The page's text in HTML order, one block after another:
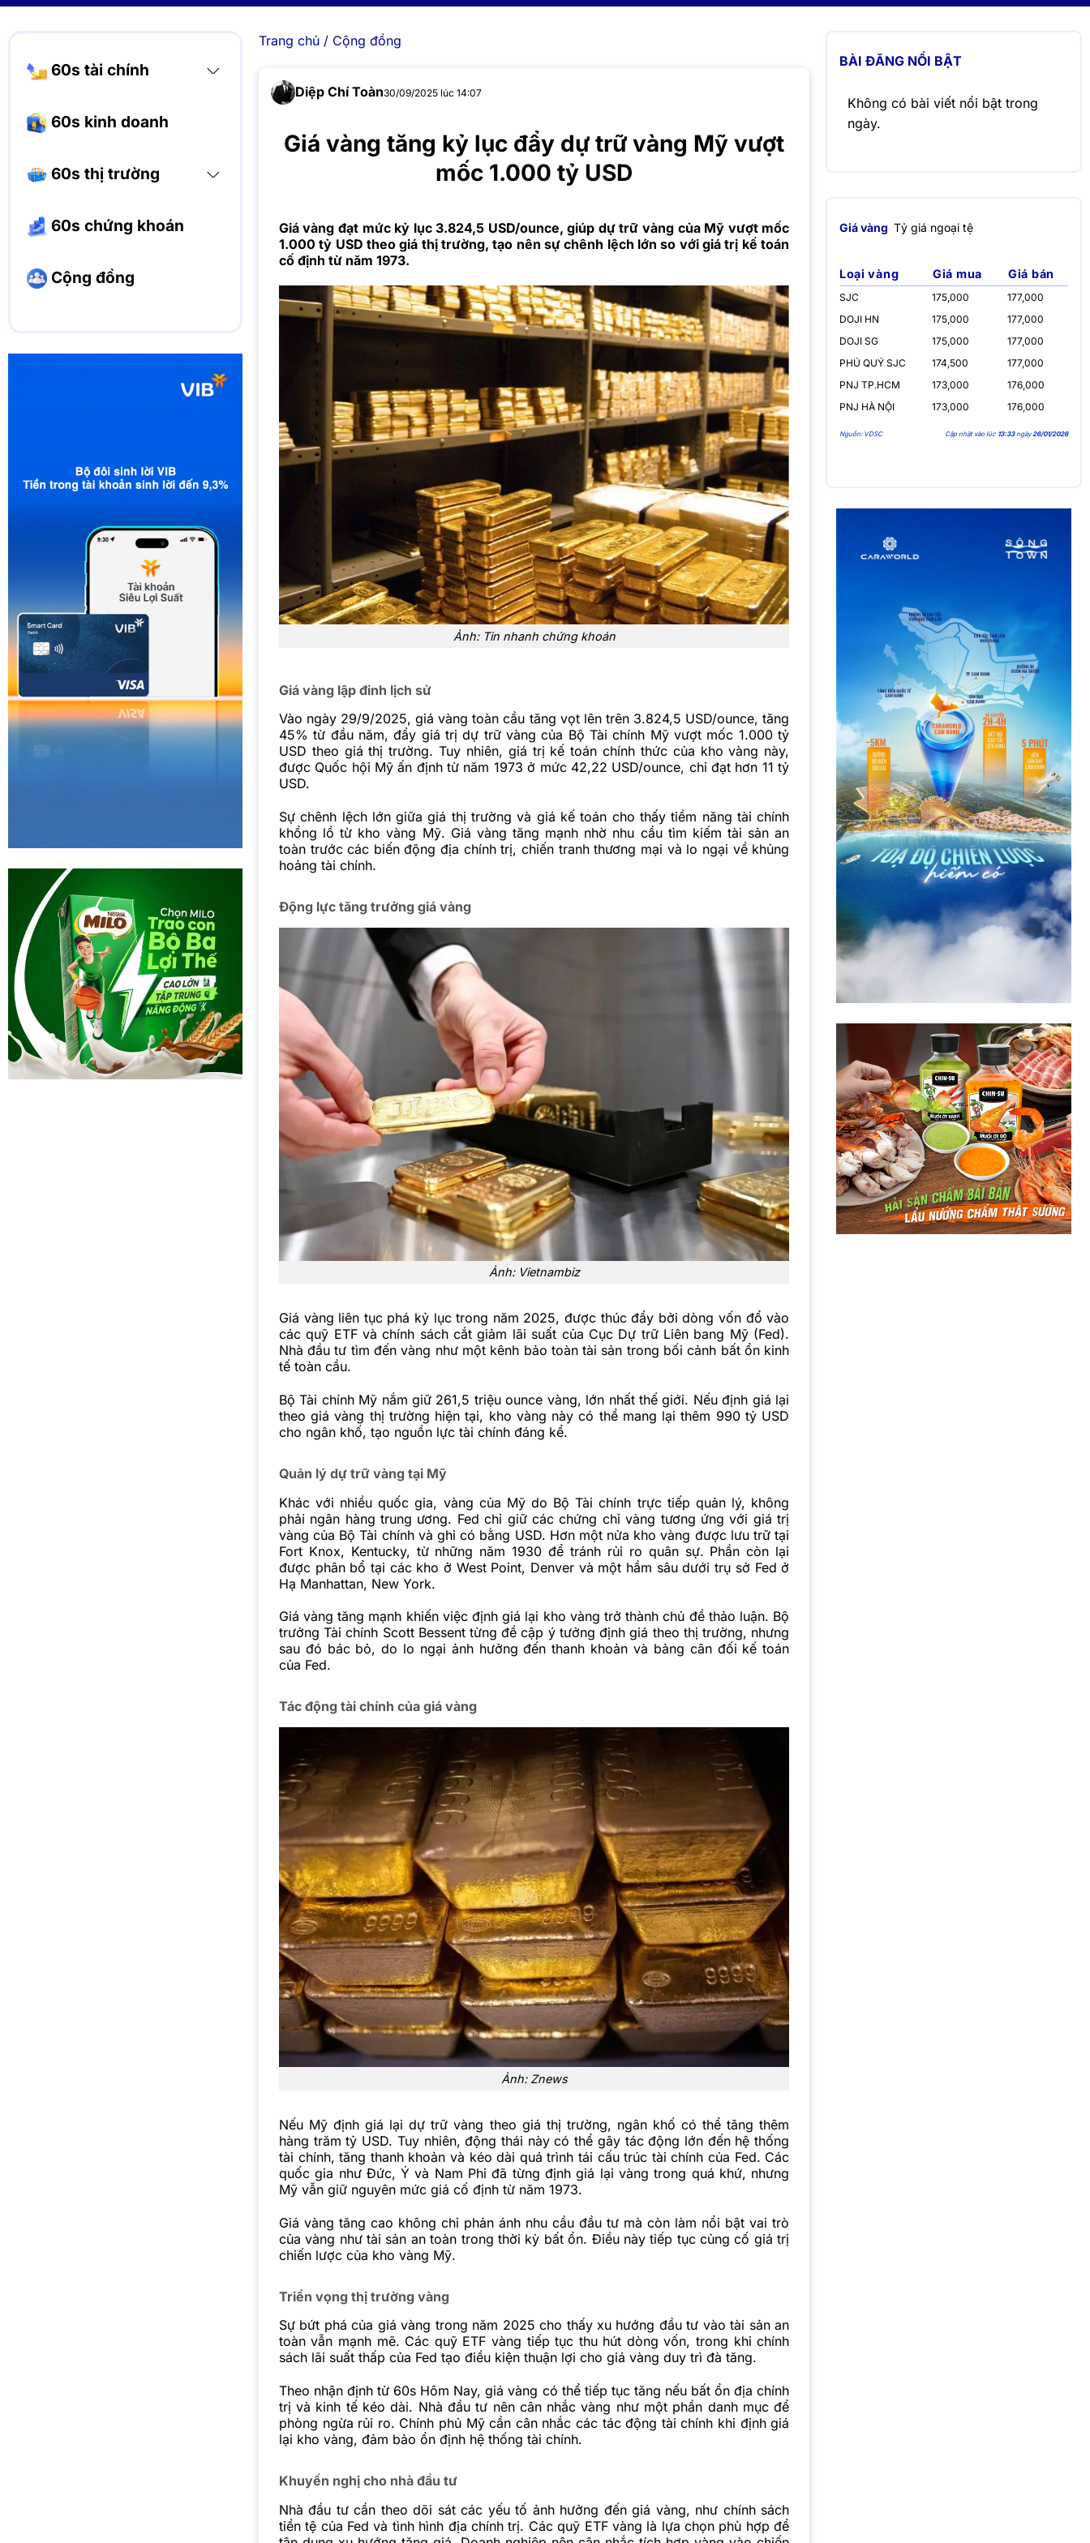
60s tài chính
60s kinh doanh
60s thị trường
60s chứng khoán
Cộng đồng
Trang chủ/ Cộng đồng
Diệp Chí Toàn30/09/2025 lúc 14:07
Giá vàng tăng kỷ lục đẩy dự trữ vàng Mỹ vượt
mốc 1.000 tỷ USD
Giá vàng đạt mức kỷ lục 3.824,5 USD/ounce, giúp dự trữ vàng của Mỹ vượt mốc
1.000 tỷ USD theo giá thị trường, tạo nên sự chênh lệch lớn so với giá trị kế toán
cố định từ năm 1973.
Ảnh: Tin nhanh chứng khoán
Giá vàng lập đỉnh lịch sử
Vào ngày 29/9/2025, giá vàng toàn cầu tăng vọt lên trên 3.824,5 USD/ounce, tăng
45% từ đầu năm, đẩy giá trị dự trữ vàng của Bộ Tài chính Mỹ vượt mốc 1.000 tỷ
USD theo giá thị trường. Tuy nhiên, giá trị kế toán chính thức của kho vàng này,
được Quốc hội Mỹ ấn định từ năm 1973 ở mức 42,22 USD/ounce, chỉ đạt hơn 11 tỷ
USD.
Sự chênh lệch lớn giữa giá thị trường và giá kế toán cho thấy tiềm năng tài chính
khổng lồ từ kho vàng Mỹ. Giá vàng tăng mạnh nhờ nhu cầu tìm kiếm tài sản an
toàn trước các biến động địa chính trị, chiến tranh thương mại và lo ngại về khủng
hoảng tài chính.
Động lực tăng trưởng giá vàng
Ảnh: Vietnambiz
Giá vàng liên tục phá kỷ lục trong năm 2025, được thúc đẩy bởi dòng vốn đổ vào
các quỹ ETF và chính sách cắt giảm lãi suất của Cục Dự trữ Liên bang Mỹ (Fed).
Nhà đầu tư tìm đến vàng như một kênh bảo toàn tài sản trong bối cảnh bất ổn kinh
tế toàn cầu.
Bộ Tài chính Mỹ nắm giữ 261,5 triệu ounce vàng, lớn nhất thế giới. Nếu định giá lại
theo giá vàng thị trường hiện tại, kho vàng này có thể mang lại thêm 990 tỷ USD
cho ngân khố, tạo nguồn lực tài chính đáng kể.
Quản lý dự trữ vàng tại Mỹ
Khác với nhiều quốc gia, vàng của Mỹ do Bộ Tài chính trực tiếp quản lý, không
phải ngân hàng trung ương. Fed chỉ giữ các chứng chỉ vàng tương ứng với giá trị
vàng của Bộ Tài chính và ghi có bằng USD. Hơn một nửa kho vàng được lưu trữ tại
Fort Knox, Kentucky, từ những năm 1930 để tránh rủi ro quân sự. Phần còn lại
được phân bổ tại các kho ở West Point, Denver và một hầm sâu dưới trụ sở Fed ở
Hạ Manhattan, New York.
Giá vàng tăng mạnh khiến việc định giá lại kho vàng trở thành chủ đề thảo luận. Bộ
trưởng Tài chính Scott Bessent từng đề cập ý tưởng định giá theo thị trường, nhưng
sau đó bác bỏ, do lo ngại ảnh hưởng đến thanh khoản và bảng cân đối kế toán
của Fed.
Tác động tài chính của giá vàng
Ảnh: Znews
Nếu Mỹ định giá lại dự trữ vàng theo giá thị trường, ngân khố có thể tăng thêm
hàng trăm tỷ USD. Tuy nhiên, động thái này có thể gây tác động lớn đến hệ thống
tài chính, tăng thanh khoản và kéo dài quá trình tái cấu trúc tài chính của Fed. Các
quốc gia như Đức, Ý và Nam Phi đã từng định giá lại vàng trong quá khứ, nhưng
Mỹ vẫn giữ nguyên mức giá cố định từ năm 1973.
Giá vàng tăng cao không chỉ phản ánh nhu cầu đầu tư mà còn làm nổi bật vai trò
của vàng như tài sản an toàn trong thời kỳ bất ổn. Điều này tiếp tục củng cố giá trị
chiến lược của kho vàng Mỹ.
Triển vọng thị trường vàng
Sự bứt phá của giá vàng trong năm 2025 cho thấy xu hướng đầu tư vào tài sản an
toàn vẫn mạnh mẽ. Các quỹ ETF vàng tiếp tục thu hút dòng vốn, trong khi chính
sách lãi suất thấp của Fed tạo điều kiện thuận lợi cho giá vàng duy trì đà tăng.
Theo nhận định từ 60s Hôm Nay, giá vàng có thể tiếp tục tăng nếu bất ổn địa chính
trị và kinh tế kéo dài. Nhà đầu tư nên cân nhắc vàng như một phần danh mục để
phòng ngừa rủi ro. Chính phủ Mỹ cần cân nhắc các tác động tài chính khi định giá
lại kho vàng, đảm bảo ổn định hệ thống tài chính.
Khuyến nghị cho nhà đầu tư
Nhà đầu tư cần theo dõi sát các yếu tố ảnh hưởng đến giá vàng, như chính sách
tiền tệ của Fed và tình hình địa chính trị. Các quỹ ETF vàng là lựa chọn phù hợp để
BÀI ĐĂNG NỔI BẬT
Không có bài viết nổi bật trong
ngày.
Giá vàng Tỷ giá ngoại tệ
Loại vàng Giá mua Giá bán
SJC 175,000
177,000
DOJI HN
175,000
177,000
DOJI SG
175,000
177,000
PHÚ QUÝ SJC
174,500
177,000
PNJ TP.HCM
173,000
176,000
PNJ HÀ NỘI
173,000 176,000
Nguồn: VDSC Cập nhật vào lúc 13:33ngày26/01/2026